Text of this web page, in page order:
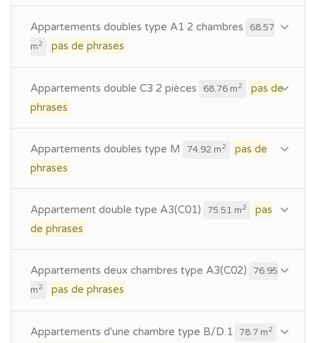
Appartements doubles type A1 2 chambres
68.57
m2 pas de phrases
Appartements double C3 2 pièces 68.76 m2
pas de
phrases
Appartements doubles type M 74.92 m2
pas de
phrases
Appartement double type A3(C01) 75.51 m2
pas
de phrases
Appartements deux chambres type A3(C02)
76.95
m2 pas de phrases
Appartements d'une chambre type B/D.1 78.7 m2